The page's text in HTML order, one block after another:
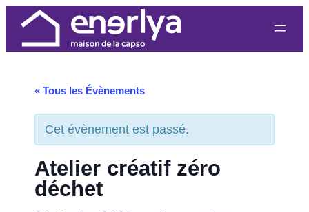
« Tous les Évènements
Cet évènement est passé.
Atelier créatif zéro
déchet